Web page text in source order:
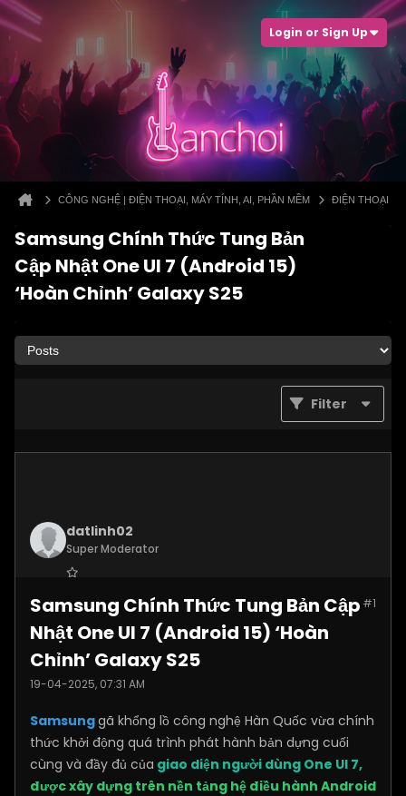
Login or Sign Up
CÔNG NGHỆ | ĐIỆN THOẠI, MÁY TÍNH, AI, PHẦN MỀM ĐIỆN THOẠI
Samsung Chính Thức Tung Bản
Cập Nhật One UI 7 (Android 15)
‘Hoàn Chỉnh’ Galaxy S25
Filter
datlinh02
Super Moderator
Posts:7876 #1
Samsung Chính Thức Tung Bản Cập
Nhật One UI 7 (Android 15) ‘Hoàn
Chỉnh’ Galaxy S25
19-04-2025, 07:31 AM
Samsunggã khổng lồ công nghệ Hàn Quốc vừa chính
thức khởi động quá trình phát hành bản dựng cuối
cùng và đầy đủ của giao diện người dùng One UI 7,
được xây dựng trên nền tảng hệ điều hành Android